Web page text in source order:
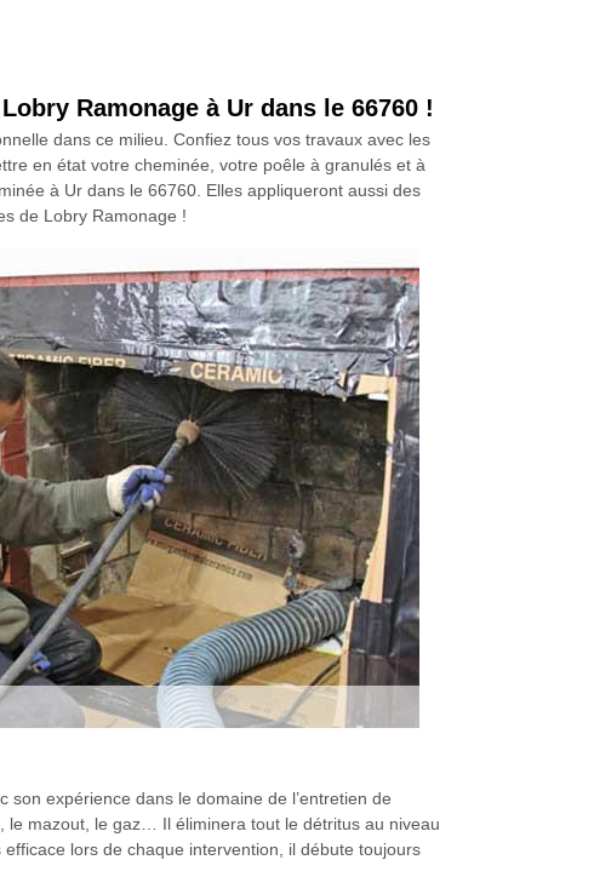
Ramonage à Ur dans le 66760 !
dans ce milieu. Confiez tous vos travaux avec les
en état votre cheminée, votre poêle à granulés et à
à Ur dans le 66760. Elles appliqueront aussi des
de Lobry Ramonage !
expérience dans le domaine de l’entretien de
le mazout, le gaz… Il éliminera tout le détritus au niveau
lors de chaque intervention, il débute toujours